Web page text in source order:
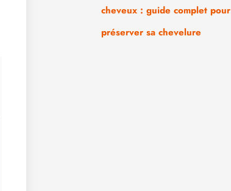
cheveux : guide complet pour
préserver sa chevelure